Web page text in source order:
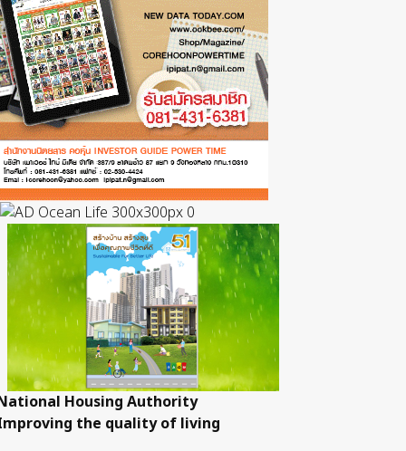
Housing Authority
the quality of living